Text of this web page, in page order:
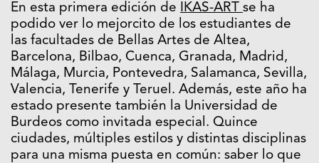
En esta primera edición de
IKAS-ART se ha
podido ver lo mejorcito de los estudiantes de
las facultades de Bellas Artes de Altea,
Barcelona, Bilbao, Cuenca, Granada, Madrid,
Málaga, Murcia, Pontevedra, Salamanca, Sevilla,
Valencia, Tenerife y Teruel. Además, este año ha
estado presente también la Universidad de
Burdeos como invitada especial. Quince
ciudades, múltiples estilos y distintas disciplinas
para una misma puesta en común: saber lo que